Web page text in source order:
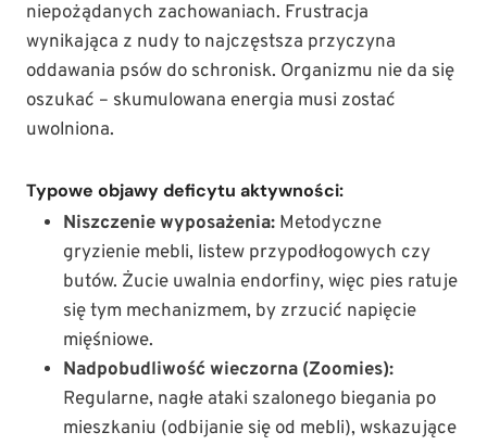
niepożądanych zachowaniach. Frustracja
wynikająca z nudy to najczęstsza przyczyna
oddawania psów do schronisk. Organizmu nie da się
oszukać – skumulowana energia musi zostać
uwolniona.
Typowe objawy deficytu aktywności:
Niszczenie wyposażenia: Metodyczne
gryzienie mebli, listew przypodłogowych czy
butów. Żucie uwalnia endorfiny, więc pies ratuje
się tym mechanizmem, by zrzucić napięcie
mięśniowe.
Nadpobudliwość wieczorna (Zoomies):
Regularne, nagłe ataki szalonego biegania po
mieszkaniu (odbijanie się od mebli), wskazujące